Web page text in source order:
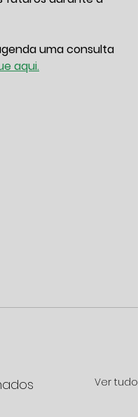
uma consulta
aqui.
Ver tudo